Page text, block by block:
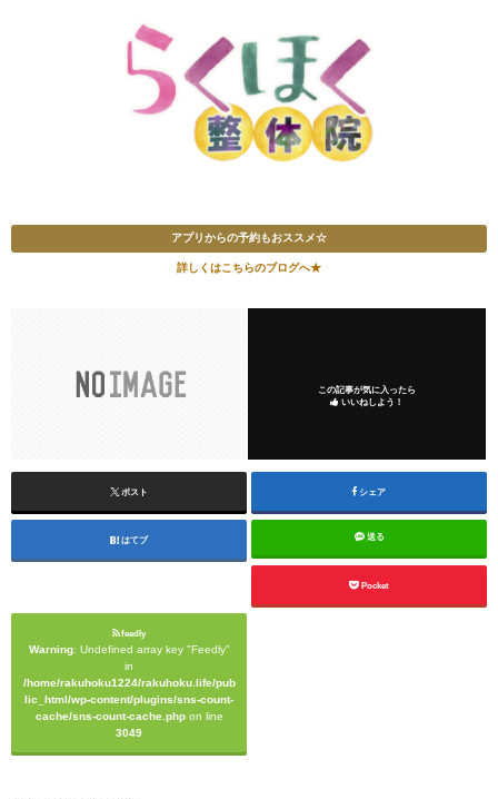
アプリからの予約もおススメ☆
詳しくはこちらのブログへ★
この記事が気に入ったら
いいねしよう！
ポスト シェア
はてブ 送る
Pocket
feedly
Warning: Undefined array key "Feedly"
in
/home/rakuhoku1224/rakuhoku.life/pub
lic_html/wp-content/plugins/sns-count-
cache/sns-count-cache.phpon line
3049